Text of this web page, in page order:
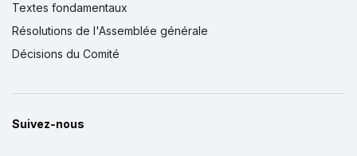
Textes fondamentaux
Résolutions de l'Assemblée générale
Décisions du Comité
Suivez-nous